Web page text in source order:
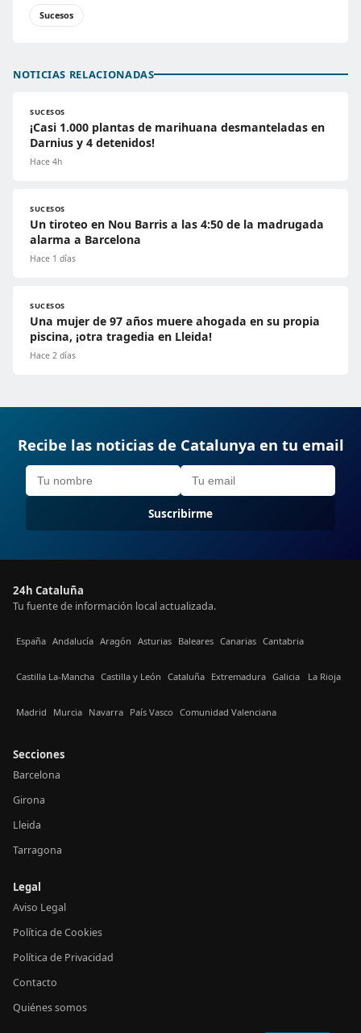
Sucesos
NOTICIAS RELACIONADAS
SUCESOS
¡Casi 1.000 plantas de marihuana desmanteladas en
Darnius y 4 detenidos!
Hace 4h
SUCESOS
Un tiroteo en Nou Barris a las 4:50 de la madrugada
alarma a Barcelona
Hace 1 días
SUCESOS
Una mujer de 97 años muere ahogada en su propia
piscina, ¡otra tragedia en Lleida!
Hace 2 días
Recibe las noticias de Catalunya en tu email
Suscribirme
24h Cataluña
Tu fuente de información local actualizada.
España Andalucía Aragón Asturias Baleares Canarias Cantabria
Castilla La-Mancha Castilla y León Cataluña Extremadura Galicia La Rioja
Madrid Murcia Navarra País Vasco Comunidad Valenciana
Secciones
Barcelona
Girona
Lleida
Tarragona
Legal
Aviso Legal
Política de Cookies
Política de Privacidad
Contacto
Quiénes somos